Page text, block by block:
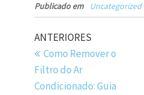
Publicado em Uncategorized
ANTERIORES
Como Remover o
Filtro do Ar
Condicionado: Guia